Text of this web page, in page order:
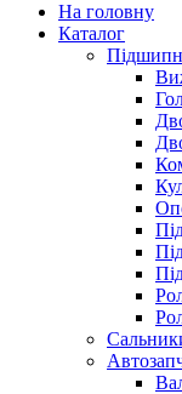
На головну
Каталог